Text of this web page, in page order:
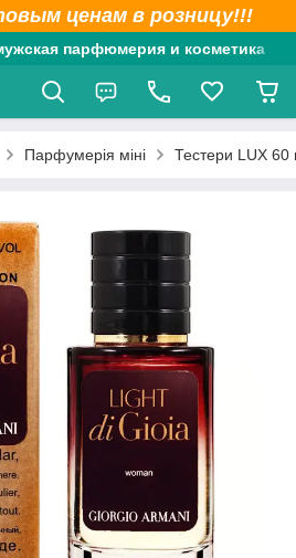
ценам в розницу!!!
парфюмерия и косметика
Парфумерія міні Тестери LUX 60